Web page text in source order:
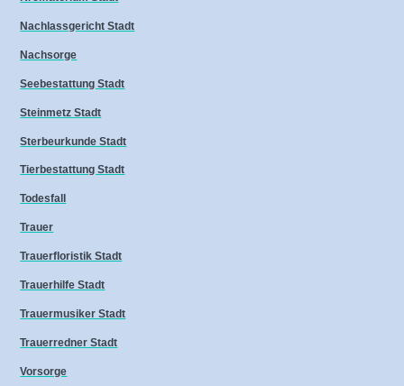
Nachlassgericht Stadt
Nachsorge
Seebestattung Stadt
Steinmetz Stadt
Sterbeurkunde Stadt
Tierbestattung Stadt
Todesfall
Trauer
Trauerfloristik Stadt
Trauerhilfe Stadt
Trauermusiker Stadt
Trauerredner Stadt
Vorsorge